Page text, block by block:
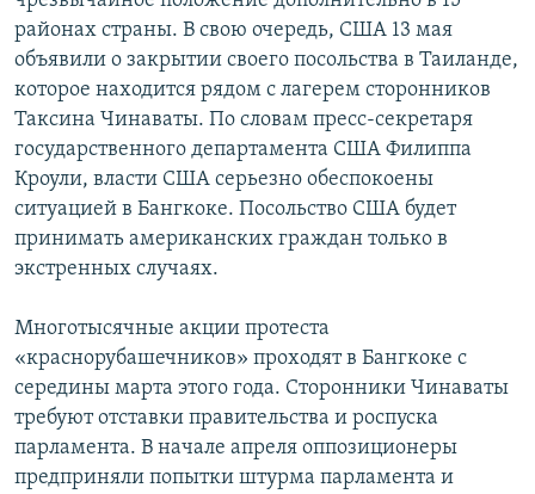
районах страны. В свою очередь, США 13 мая
объявили о закрытии своего посольства в Таиланде,
которое находится рядом с лагерем сторонников
Таксина Чинаваты. По словам пресс-секретаря
государственного департамента США Филиппа
Кроули, власти США серьезно обеспокоены
ситуацией в Бангкоке. Посольство США будет
принимать американских граждан только в
экстренных случаях.
Многотысячные акции протеста
«краснорубашечников» проходят в Бангкоке с
середины марта этого года. Сторонники Чинаваты
требуют отставки правительства и роспуска
парламента. В начале апреля оппозиционеры
предприняли попытки штурма парламента и